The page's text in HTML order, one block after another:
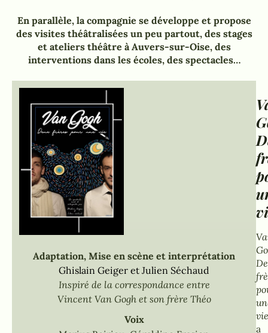
En parallèle, la compagnie se développe et propose
des visites théâtralisées un peu partout, des stages
et ateliers théâtre à Auvers-sur-Oise, des
interventions dans les écoles, des spectacles…
Adaptation, Mise en scène et interprétation
Ghislain Geiger et Julien Séchaud
Inspiré de la correspondance entre
Vincent Van Gogh et son frère Théo
Voix
vie
a